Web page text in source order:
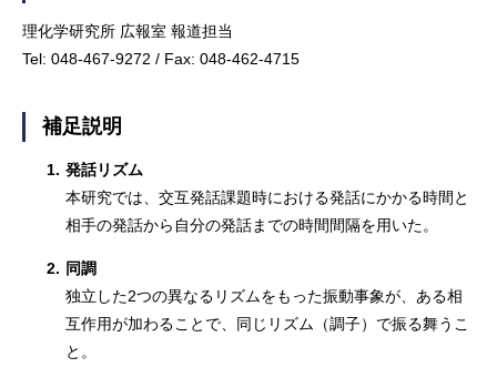
理化学研究所 広報室 報道担当
Tel: 048-467-9272 / Fax: 048-462-4715
補足説明
1. 発話リズム
本研究では、交互発話課題時における発話にかかる時間と
相手の発話から自分の発話までの時間間隔を用いた。
2. 同調
独立した2つの異なるリズムをもった振動事象が、ある相
互作用が加わることで、同じリズム（調子）で振る舞うこ
と。